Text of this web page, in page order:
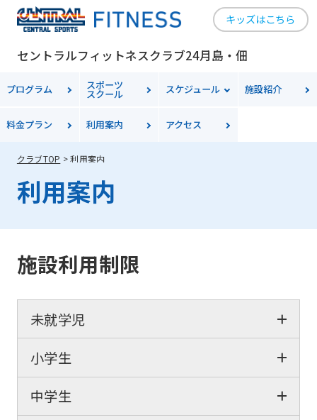
キッズはこちら
セントラルフィットネスクラブ24月島・佃
プログラム スポーツ
スクール スケジュール 施設紹介
料金プラン 利用案内 アクセス
クラブTOP 利用案内
利用案内
施設利用制限
未就学児
小学生
中学生